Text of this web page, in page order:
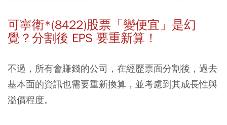
可寧衛*(8422)股票「變便宜」是幻
覺？分割後 EPS 要重新算！
不過，所有會賺錢的公司，在經歷票面分割後，過去
基本面的資訊也需要重新換算，並考慮到其成長性與
溢價程度。